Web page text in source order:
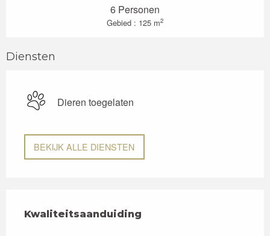
6 Personen
Gebied : 125 m2
Diensten
Dieren toegelaten
BEKIJK ALLE DIENSTEN
Kwaliteitsaanduiding
Kwaliteitsaanduiding